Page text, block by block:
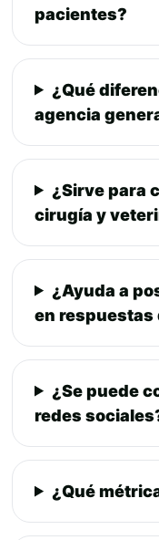
pacientes?
¿Qué
agencia
¿Sirve para
cirugía y
¿Ayuda a
en respuestas
¿Se puede
redes
¿Qué